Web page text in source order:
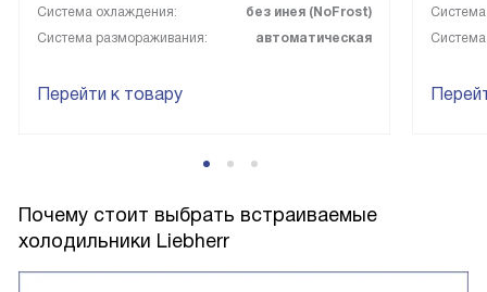
Система охлаждения:
без инея (NoFrost)
Система размораживания:
автоматическая
Перейти к товару
Почему стоит выбрать встраиваемые
холодильники Liebherr